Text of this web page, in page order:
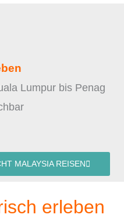
Lumpur bis Penag
MALAYSIA REISEN
erleben